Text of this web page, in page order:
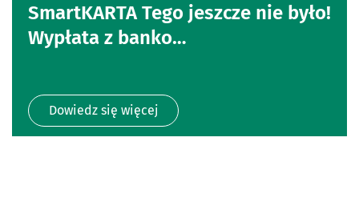
SmartKARTA Tego jeszcze nie było!
Wypłata z banko…
Dowiedz się więcej